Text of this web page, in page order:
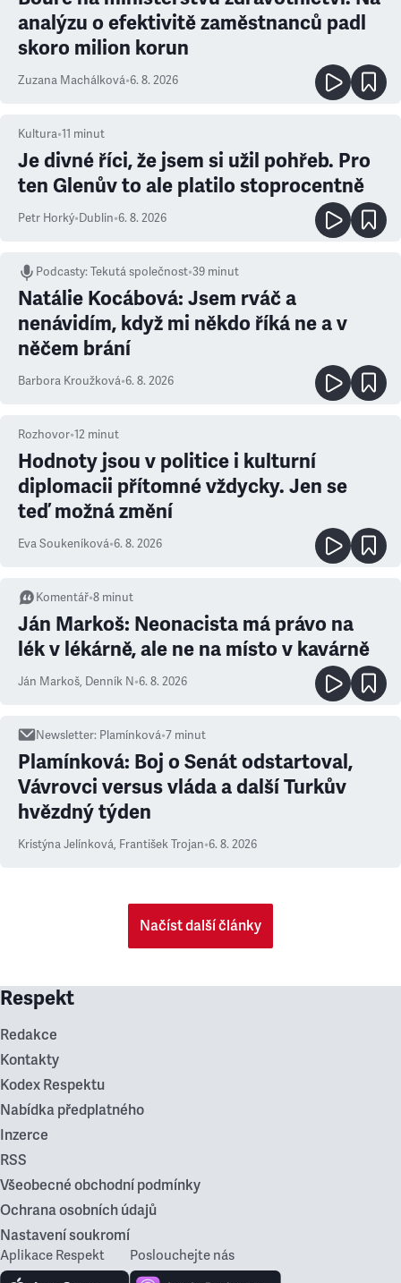
analýzu o efektivitě zaměstnanců padl
skoro milion korun
Zuzana Machálková•6. 8. 2026
Kultura•11 minut
Je divné říci, že jsem si užil pohřeb. Pro
ten Glenův to ale platilo stoprocentně
Petr Horký•Dublin•6. 8. 2026
Podcasty:Tekutá společnost•39 minut
Natálie Kocábová: Jsem rváč a
nenávidím, když mi někdo říká ne a v
něčem brání
Barbora Kroužková•6. 8. 2026
Rozhovor•12 minut
Hodnoty jsou v politice i kulturní
diplomacii přítomné vždycky. Jen se
teď možná změní
Eva Soukeníková•6. 8. 2026
Komentář•8 minut
Ján Markoš: Neonacista má právo na
lék v lékárně, ale ne na místo v kavárně
Ján Markoš, Denník N•6. 8. 2026
Newsletter: Plamínková•7 minut
Plamínková: Boj o Senát odstartoval,
Vávrovci versus vláda a další Turkův
hvězdný týden
Kristýna Jelínková, František Trojan•6. 8. 2026
Načíst další články
Respekt
Redakce
Kontakty
Kodex Respektu
Nabídka předplatného
Inzerce
RSS
Všeobecné obchodní podmínky
Ochrana osobních údajů
Nastavení soukromí
Aplikace Respekt Poslouchejte nás